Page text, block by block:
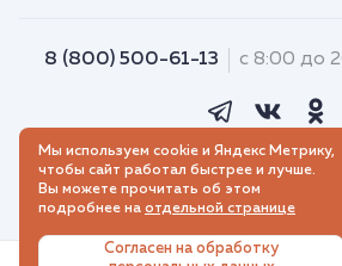
8 (800) 500-61-13 с 8:00 до
© 2018–2026. Интернет-
Пользовательское
Мы используем cookie и Яндекс Метрику,
чтобы сайт работал быстрее и лучше.
Вы можете прочитать об этом
подробнее на отдельной странице
Согласен на обработку